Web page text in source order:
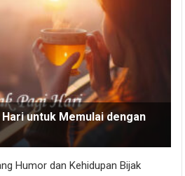
untuk Memulai dengan
Humor dan Kehidupan Bijak